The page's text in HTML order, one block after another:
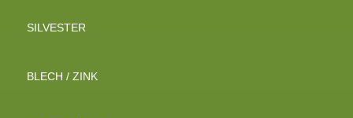
SILVESTER
BLECH / ZINK